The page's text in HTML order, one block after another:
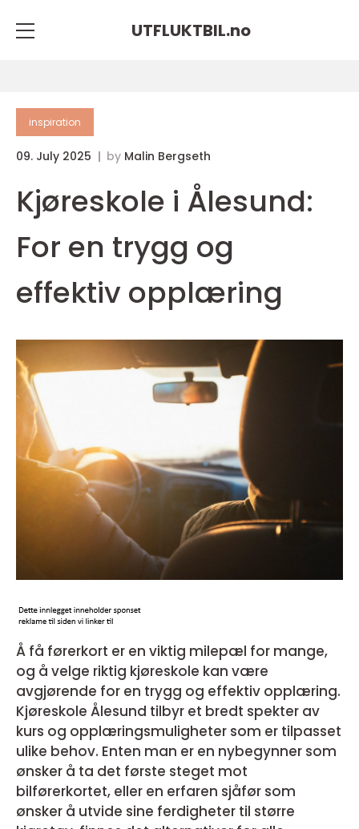
UTFLUKTBIL.no
inspiration
09. July 2025 by Malin Bergseth
Kjøreskole i Ålesund:
For en trygg og
effektiv opplæring
Å få førerkort er en viktig milepæl for mange,
og å velge riktig kjøreskole kan være
avgjørende for en trygg og effektiv opplæring.
Kjøreskole Ålesund tilbyr et bredt spekter av
kurs og opplæringsmuligheter som er tilpasset
ulike behov. Enten man er en nybegynner som
ønsker å ta det første steget mot
bilførerkortet, eller en erfaren sjåfør som
ønsker å utvide sine ferdigheter til større